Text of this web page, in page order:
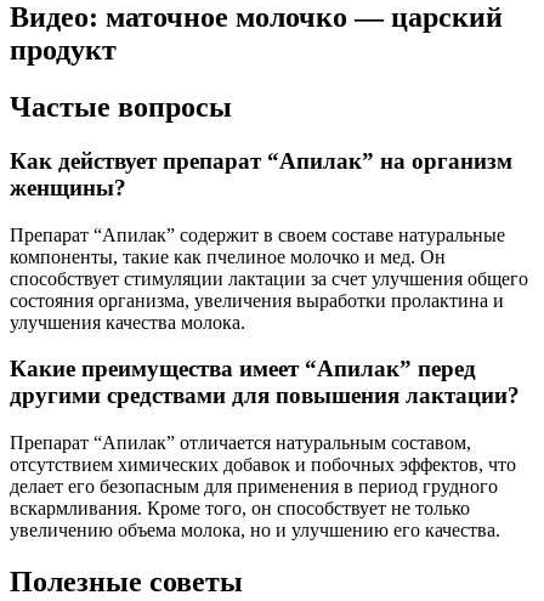
Видео: маточное молочко — царский
продукт
Частые вопросы
Как действует препарат “Апилак” на организм
женщины?
Препарат “Апилак” содержит в своем составе натуральные
компоненты, такие как пчелиное молочко и мед. Он
способствует стимуляции лактации за счет улучшения общего
состояния организма, увеличения выработки пролактина и
улучшения качества молока.
Какие преимущества имеет “Апилак” перед
другими средствами для повышения лактации?
Препарат “Апилак” отличается натуральным составом,
отсутствием химических добавок и побочных эффектов, что
делает его безопасным для применения в период грудного
вскармливания. Кроме того, он способствует не только
увеличению объема молока, но и улучшению его качества.
Полезные советы